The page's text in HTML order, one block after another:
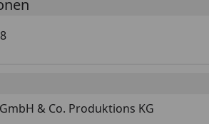
& Co. Produktions KG